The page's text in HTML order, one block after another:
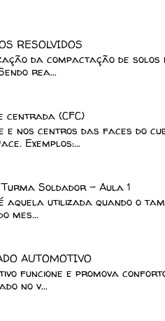
RESOLVIDOS
da compactação de solos
rea...
(CFC)
e nos centros das faces do
Exemplos:...
Soldador - Aula 1
aquela utilizada quando o
mes...
AUTOMOTIVO
funcione e promova
no v...